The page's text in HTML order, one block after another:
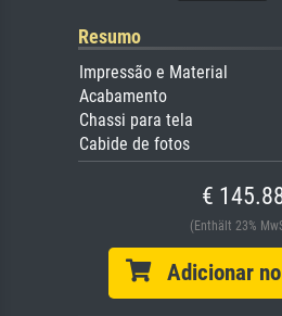
Resumo
Impressão e Material
Acabamento
Chassi para tela
Cabide de fotos
€
(Enthält 23%
Adicionar no